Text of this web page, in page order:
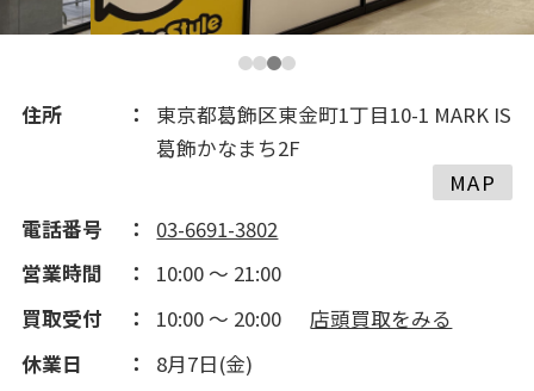
住所
東京都葛飾区東金町1丁目10-1 MARK IS
葛飾かなまち2F
MAP
電話番号
03-6691-3802
営業時間
10:00 ～ 21:00
買取受付
10:00 ～ 20:00
店頭買取をみる
休業日
8月7日(金)